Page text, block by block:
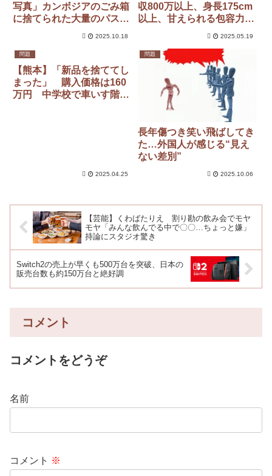
写真」カンボジアのごみ箱
に捨てられた大量のパスポ
2025.10.18
収800万以上、身長175cm
以上、甘えられる包容力」
2025.05.19
問題
【熊本】「新品を捨ててし
まった」 購入価格は160
万円 中学校で車いす階段
2025.04.25
問題
長年傷つき笑い飛ばしてき
た…外国人が感じる“見え
ない差別”
2025.10.06
【芸能】くわばたりえ 割り勘の飲み会でモヤ
モヤ「みんな飲んでる中で〇〇…ちょっと嫌」
持論にスタジオ驚き
Switch2の売上が早くも500万台を突破、日本の
販売台数も約150万台と絶好調
コメント
コメントをどうぞ
名前
コメント ※